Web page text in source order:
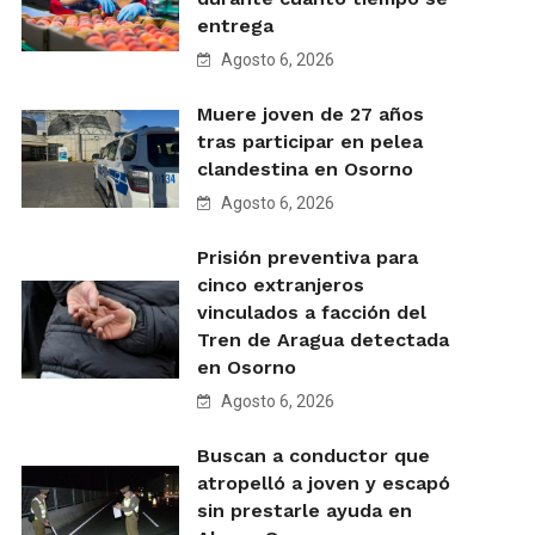
entrega
Agosto 6, 2026
Muere joven de 27 años
tras participar en pelea
clandestina en Osorno
Agosto 6, 2026
Prisión preventiva para
cinco extranjeros
vinculados a facción del
Tren de Aragua detectada
en Osorno
Agosto 6, 2026
Buscan a conductor que
atropelló a joven y escapó
sin prestarle ayuda en